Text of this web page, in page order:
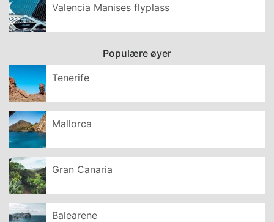
Valencia Manises flyplass
Populære øyer
Tenerife
Mallorca
Gran Canaria
Balearene